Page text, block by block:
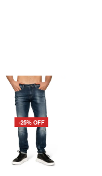
-25% OFF